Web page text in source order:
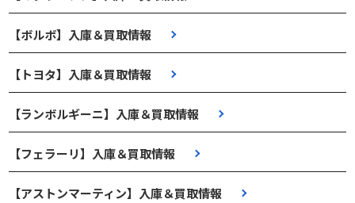
【ボルボ】入庫＆買取情報
【トヨタ】入庫＆買取情報
【ランボルギーニ】入庫＆買取情報
【フェラーリ】入庫＆買取情報
【アストンマーティン】入庫＆買取情報